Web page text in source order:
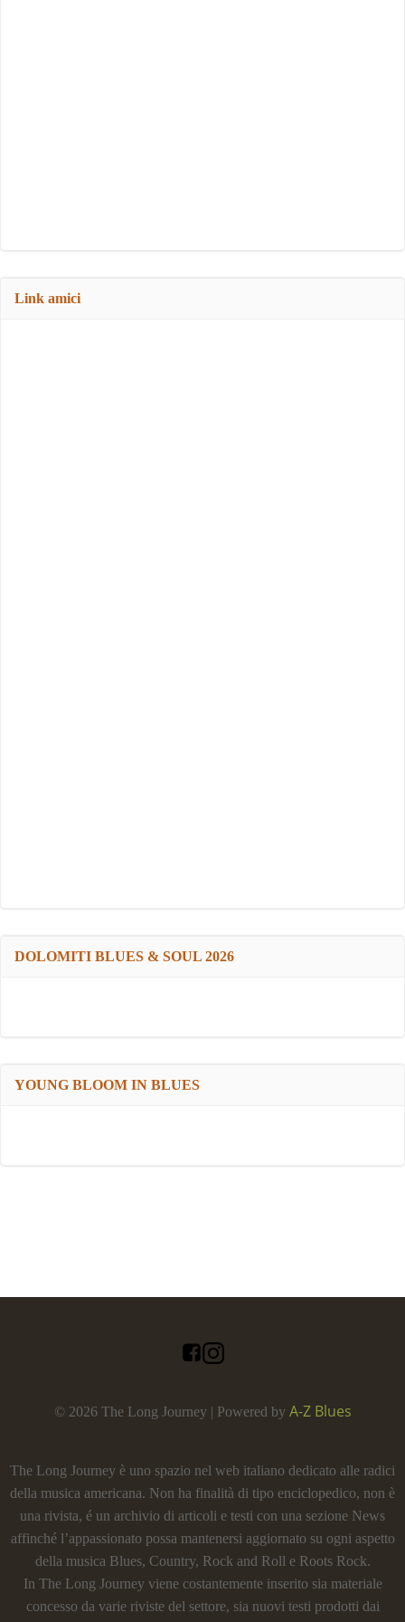
Link amici
DOLOMITI BLUES & SOUL 2026
YOUNG BLOOM IN BLUES
© 2026 The Long Journey | Powered by A-Z Blues
The Long Journey è uno spazio nel web italiano dedicato alle radici
della musica americana. Non ha finalità di tipo enciclopedico, non è
una rivista, é un archivio di articoli e testi con una sezione News
affinché l’appassionato possa mantenersi aggiornato su ogni aspetto
della musica Blues, Country, Rock and Roll e Roots Rock.
In The Long Journey viene costantemente inserito sia materiale
concesso da varie riviste del settore, sia nuovi testi prodotti dai